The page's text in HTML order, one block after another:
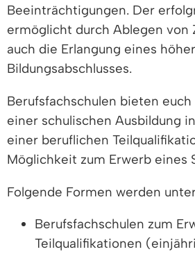
Beeinträchtigungen. Der
ermöglicht durch Ablegen von
auch die Erlangung eines
Bildungsabschlusses.
Berufsfachschulen bieten
einer schulischen Ausbildung
einer beruflichen
Möglichkeit zum Erwerb eines
Folgende Formen werden
Berufsfachschulen zum
Teilqualifikationen